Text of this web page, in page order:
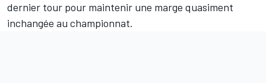
dernier tour pour maintenir une marge quasiment
inchangée au championnat.